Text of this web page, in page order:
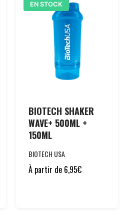
EN STOCK
BIOTECH SHAKER
WAVE+ 500ML +
150ML
BIOTECH USA
À partir de 6,95€